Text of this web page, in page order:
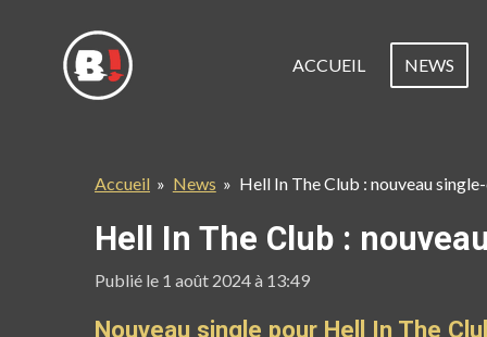
contenu
ACCUEIL NEWS
Accueil » News » Hell In The Club : nouveau
Hell In The Club :
Publié le 1 août 2024 à 13:49
Nouveau single pour Hell In The